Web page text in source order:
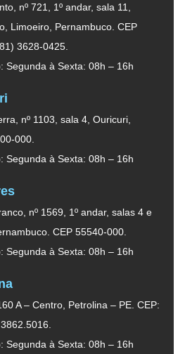
nº 721, 1º andar, sala 11,
Limoeiro, Pernambuco. CEP
3628-0425.
Segunda à Sexta: 08h – 16h
nº 1103, sala 4, Ouricuri,
000.
Segunda à Sexta: 08h – 16h
nº 1569, 1º andar, salas 4 e
CEP 55540-000.
Segunda à Sexta: 08h – 16h
A – Centro, Petrolina – PE. CEP:
Segunda à Sexta: 08h – 16h